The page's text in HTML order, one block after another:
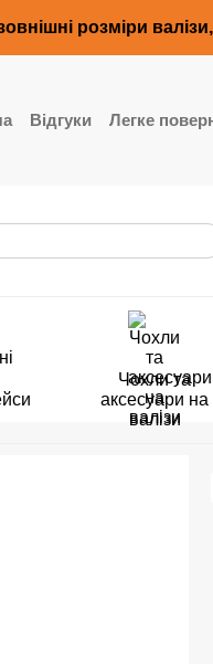
розміри
Відгуки Легке
Чохли та
аксесуари на
валізи